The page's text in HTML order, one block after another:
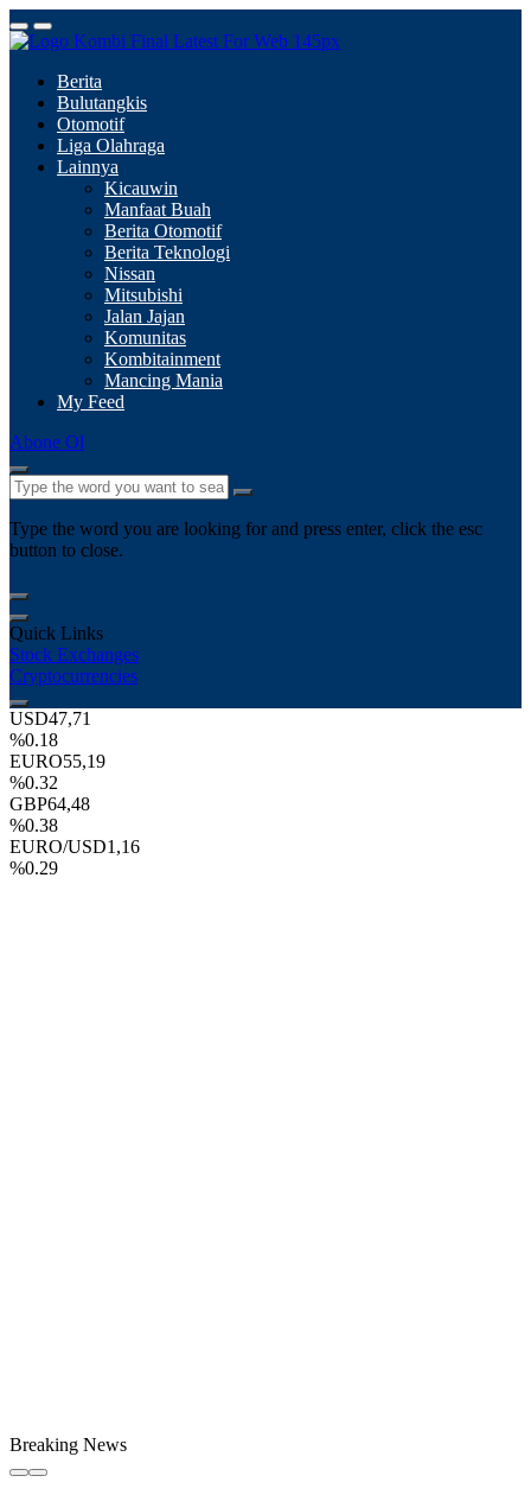
Berita
Bulutangkis
Otomotif
Liga Olahraga
Lainnya
Kicauwin
Manfaat Buah
Berita Otomotif
Berita Teknologi
Nissan
Mitsubishi
Jalan Jajan
Komunitas
Kombitainment
Mancing Mania
My Feed
Abone Ol
Type the word you are looking for and press enter, click the esc
button to close.
Quick Links
Stock Exchanges
Cryptocurrencies
USD47,71
%0.18
EURO55,19
%0.32
GBP64,48
%0.38
EURO/USD1,16
%0.29
Breaking News